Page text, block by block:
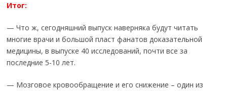
Итог:
— Что ж, сегодняшний выпуск наверняка будут читать
многие врачи и большой пласт фанатов доказательной
медицины, в выпуске 40 исследований, почти все за
последние 5-10 лет.
— Мозговое кровообращение и его снижение – один из